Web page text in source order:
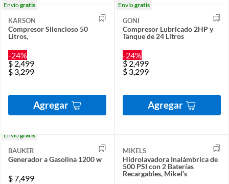
Envíogratis
KARSON
Compresor Silencioso 50
Litros,
-24%
$ 2,499
$ 3,299
Agregar
Envíogratis
GONI
Compresor Lubricado 2HP y
Tanque de 24 Litros
-24%
$ 2,499
$ 3,299
Agregar
Envíogratis
BAUKER
Generador a Gasolina 1200 w
$7,499
MIKELS
Hidrolavadora Inalámbrica de
500 PSI con 2 Baterías
Recargables, Mikel’s